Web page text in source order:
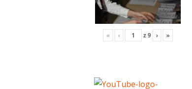
« ‹ z9 › »